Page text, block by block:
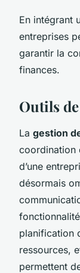
En intégrant
entreprises
garantir la
finances.
Outils
La gestion
coordination
d’une
désormais
planification
ressources,
permettent